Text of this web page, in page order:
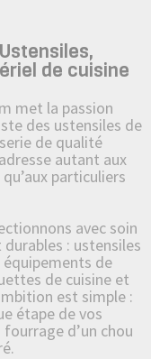
de cuisine
met la passion
des ustensiles de
de qualité
autant aux
particuliers
avec soin
: ustensiles
de
de cuisine et
est simple :
étape de vos
d’un chou